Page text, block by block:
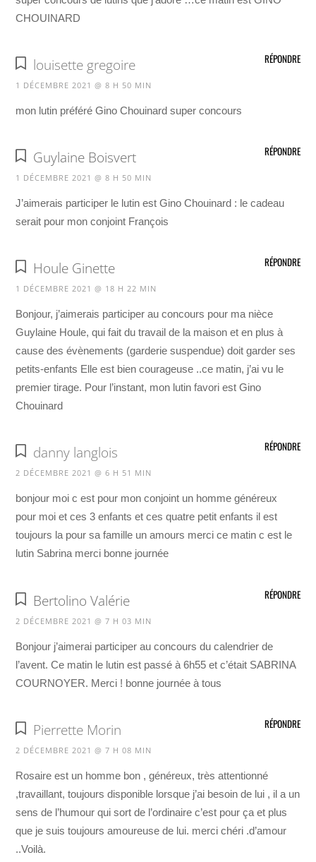
CHOUINARD
louisette gregoire
1 DÉCEMBRE 2021 @ 8 H 50 MIN
mon lutin préféré Gino Chouinard super concours
RÉPONDRE
Guylaine Boisvert
1 DÉCEMBRE 2021 @ 8 H 50 MIN
J’aimerais participer le lutin est Gino Chouinard : le cadeau
serait pour mon conjoint François
RÉPONDRE
Houle Ginette
1 DÉCEMBRE 2021 @ 18 H 22 MIN
Bonjour, j’aimerais participer au concours pour ma nièce
Guylaine Houle, qui fait du travail de la maison et en plus à
cause des évènements (garderie suspendue) doit garder ses
petits-enfants Elle est bien courageuse ..ce matin, j’ai vu le
premier tirage. Pour l’instant, mon lutin favori est Gino
Chouinard
RÉPONDRE
danny langlois
2 DÉCEMBRE 2021 @ 6 H 51 MIN
bonjour moi c est pour mon conjoint un homme généreux
pour moi et ces 3 enfants et ces quatre petit enfants il est
toujours la pour sa famille un amours merci ce matin c est le
lutin Sabrina merci bonne journée
RÉPONDRE
Bertolino Valérie
2 DÉCEMBRE 2021 @ 7 H 03 MIN
Bonjour j’aimerai participer au concours du calendrier de
l’avent. Ce matin le lutin est passé à 6h55 et c’était SABRINA
COURNOYER. Merci ! bonne journée à tous
RÉPONDRE
Pierrette Morin
2 DÉCEMBRE 2021 @ 7 H 08 MIN
Rosaire est un homme bon , généreux, très attentionné
,travaillant, toujours disponible lorsque j’ai besoin de lui , il a un
sens de l’humour qui sort de l’ordinaire c’est pour ça et plus
que je suis toujours amoureuse de lui. merci chéri .d’amour
..Voilà.
RÉPONDRE